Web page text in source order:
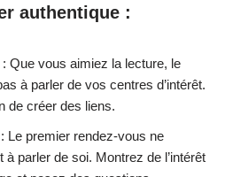
authentique :
: Que vous aimiez la lecture, le
à parler de vos centres d’intérêt.
de créer des liens.
: Le premier rendez-vous ne
parler de soi. Montrez de l’intérêt